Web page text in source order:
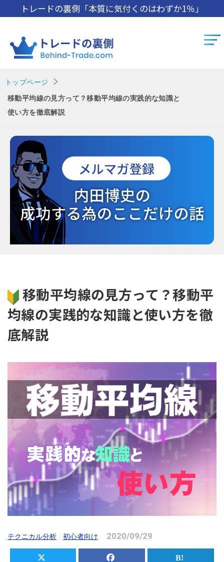
トレードの裏側「本質に気付くのはわずか1％」
トップページ
移動平均線の見方って？移動平均線の実践的な知識と
使い方を徹底解説
移動平均線の見方って？移動平
均線の実践的な知識と使い方を徹
底解説
テクニカル分析 初心者向け 2020/09/29